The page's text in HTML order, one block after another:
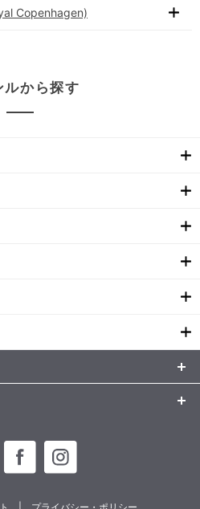
Copenhagen)
ルから探す